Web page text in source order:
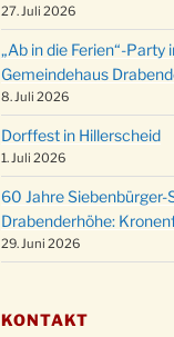
27. Juli 2026
„Ab in die Ferien“-
Gemeindehaus
8. Juli 2026
Dorffest in Hillerscheid
1. Juli 2026
60 Jahre Siebenbürger-
Drabenderhöhe:
29. Juni 2026
KONTAKT